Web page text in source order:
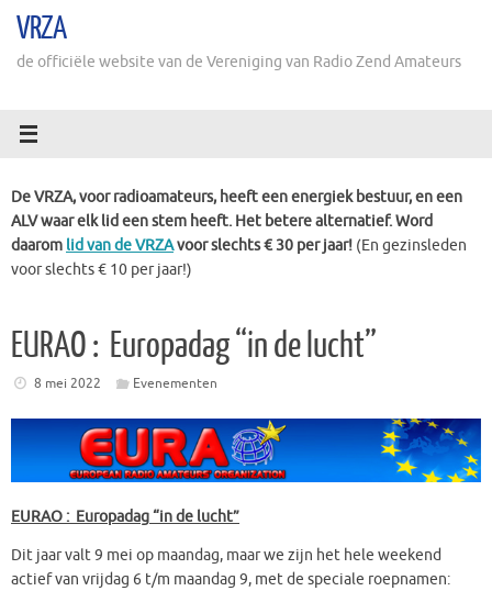
naarVRZA
de officiële website van de Vereniging van Radio Zend Amateurs
De VRZA, voor radioamateurs, heeft een energiek bestuur, en een
ALV waar elk lid een stem heeft. Het betere alternatief. Word
daarom lid van de VRZAvoor slechts € 30 per jaar! (En gezinsleden
voor slechts € 10 per jaar!)
EURAO : Europadag “in de lucht”
8 mei 2022 Evenementen
EURAO : Europadag “in de lucht”
Dit jaar valt 9 mei op maandag, maar we zijn het hele weekend
actief van vrijdag 6 t/m maandag 9, met de speciale roepnamen: